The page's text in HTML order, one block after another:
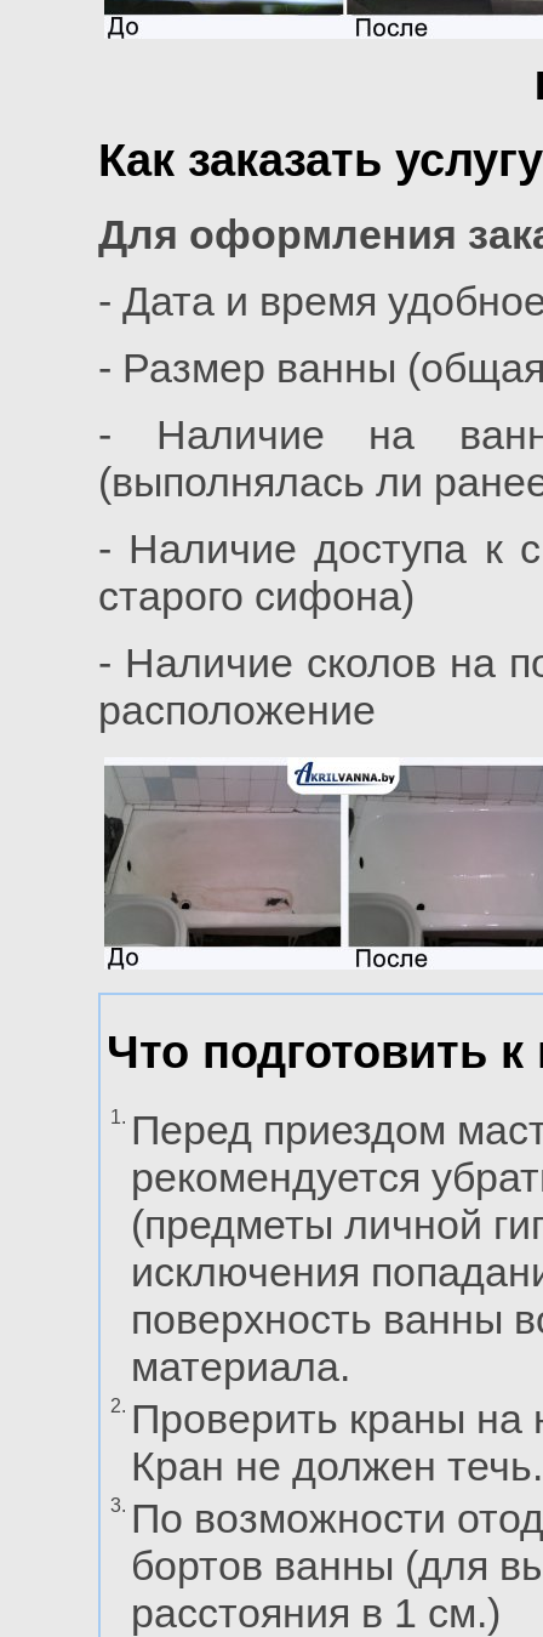
Как заказать
Для оформления
- Дата и время
- Размер ванны
- Наличие на
(выполнялась ли
- Наличие доступа к
старого сифона)
- Наличие сколов на
расположение
Что подготовить
1. Перед приездом
рекомендуется
(предметы личной
исключения
поверхность ванны
материала.
2. Проверить краны на
Кран не должен течь.
3. По возможности
бортов ванны (для
расстояния в 1 см.)